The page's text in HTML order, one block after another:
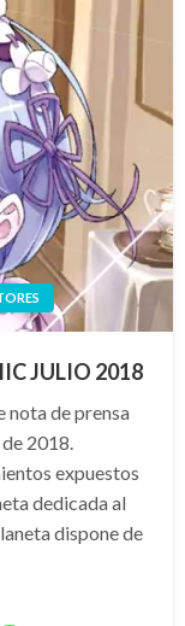
JULIO 2018
nota de prensa
2018.
expuestos
dedicada al
dispone de